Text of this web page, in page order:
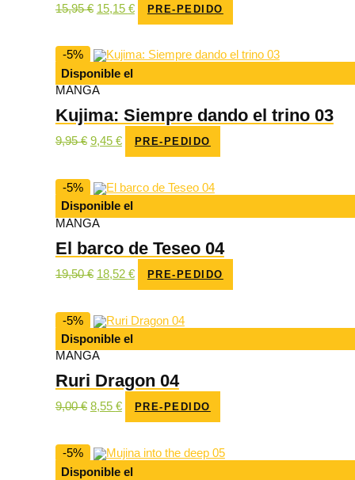
15,95€ El
precio
15,95 €.
15,15 €El
precio
15,15 €.
PRE-PEDIDO
-5%
Disponible el
MANGA
Kujima: Siempre dando el trino 03
9,95€ El
9,95 €.
9,45 €El
9,45 €.
PRE-PEDIDO
-5%
Disponible el
MANGA
El barco de Teseo 04
19,50€ El
19,50 €.
18,52 €El
18,52 €.
PRE-PEDIDO
-5%
Disponible el
MANGA
Ruri Dragon 04
9,00€ El
9,00 €.
8,55 €El
8,55 €.
PRE-PEDIDO
-5%
Disponible el